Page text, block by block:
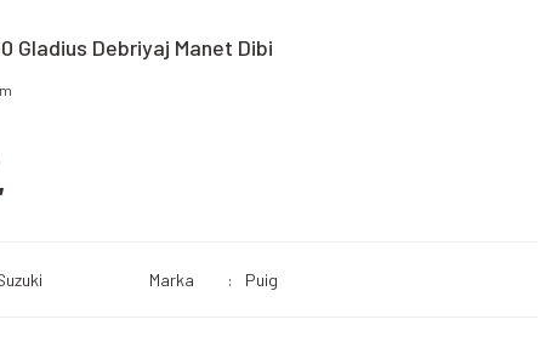
Gladius Debriyaj Manet Dibi
Marka Puig